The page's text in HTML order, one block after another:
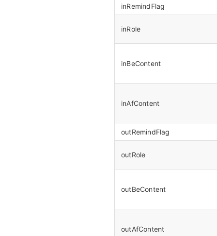
inRemindFlag
inRole
inBeContent
inAfContent
outRemindFlag
outRole
outBeContent
outAfContent